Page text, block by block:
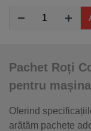
Pachet Roți
pentru
Oferind
arătăm pachete